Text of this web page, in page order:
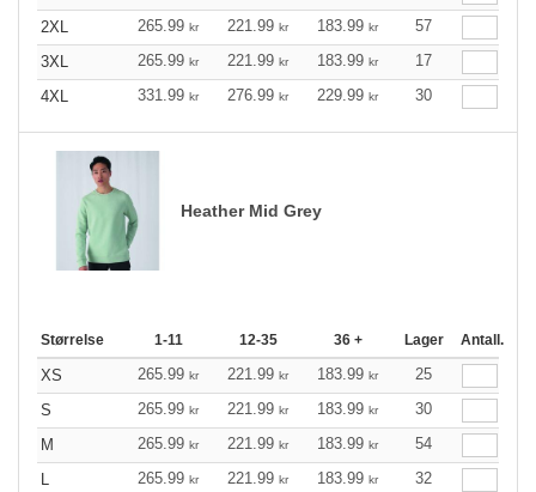
2XL
265.99 kr 221.99 kr 183.99 kr
57
3XL
265.99 kr 221.99 kr 183.99 kr
17
4XL
331.99 kr 276.99 kr 229.99 kr 30
Heather Mid Grey
Størrelse 1-11 12-35 36 + Lager Antall.
XS 265.99 kr 221.99 kr 183.99 kr
25
S
265.99 kr 221.99 kr 183.99 kr
30
M
265.99 kr 221.99 kr 183.99 kr
54
L
265.99 kr 221.99 kr 183.99 kr 32